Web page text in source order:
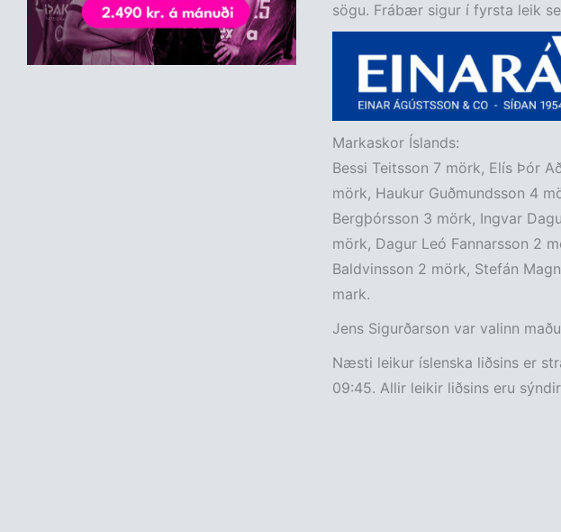
sögu. Frábær sigur í fyrsta leik
Markaskor Íslands:
Bessi Teitsson 7 mörk, Elís Þór
mörk, Haukur Guðmundsson 4
Bergþórsson 3 mörk, Ingvar
mörk, Dagur Leó Fannarsson 2
Baldvinsson 2 mörk, Stefán
mark.
Jens Sigurðarson var valinn
Næsti leikur íslenska liðsins er
09:45. Allir leikir liðsins eru